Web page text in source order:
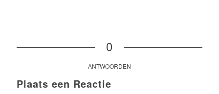
0
ANTWOORDEN
Plaats een Reactie